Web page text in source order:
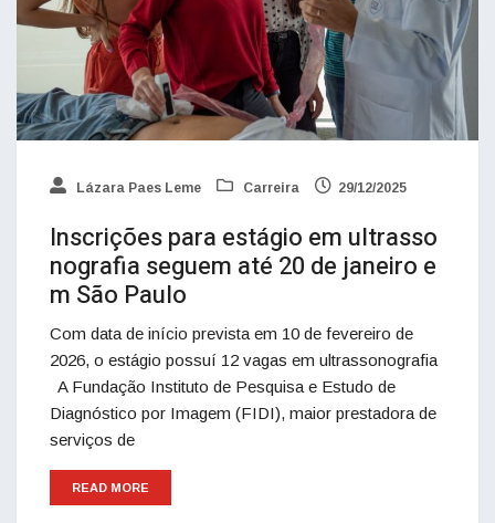
Lázara Paes Leme Carreira 29/12/2025
Inscrições para estágio em ultrasso
nografia seguem até 20 de janeiro e
m São Paulo
Com data de início prevista em 10 de fevereiro de
2026, o estágio possuí 12 vagas em ultrassonografia
A Fundação Instituto de Pesquisa e Estudo de
Diagnóstico por Imagem (FIDI), maior prestadora de
serviços de
READ MORE